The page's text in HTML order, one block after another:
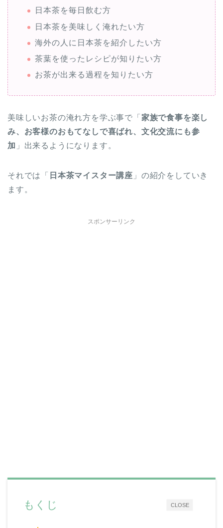
日本茶を毎日飲む方
日本茶を美味しく淹れたい方
海外の人に日本茶を紹介したい方
茶葉を使ったレシピが知りたい方
お茶が出来る過程を知りたい方
美味しいお茶の淹れ方を学ぶ事で「 家族で食事を楽し
み、お客様のおもてなしで喜ばれ、文化交流にも参
加 」出来るようになります。
それでは「 日本茶マイスター講座 」の紹介をしていき
ます。
スポンサーリンク
CLOSE
もくじ